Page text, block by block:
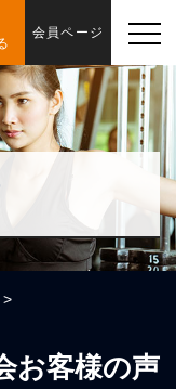
会員ページ
>
お客様の声